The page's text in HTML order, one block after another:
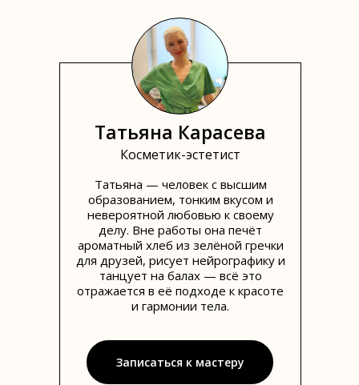
Косметик-эстетист
Татьяна Карасева
Татьяна — человек с высшим
образованием, тонким вкусом и
невероятной любовью к своему
делу. Вне работы она печёт
ароматный хлеб из зелёной гречки
для друзей, рисует нейрографику и
танцует на балах — всё это
отражается в её подходе к красоте
и гармонии тела.
Записаться к мастеру